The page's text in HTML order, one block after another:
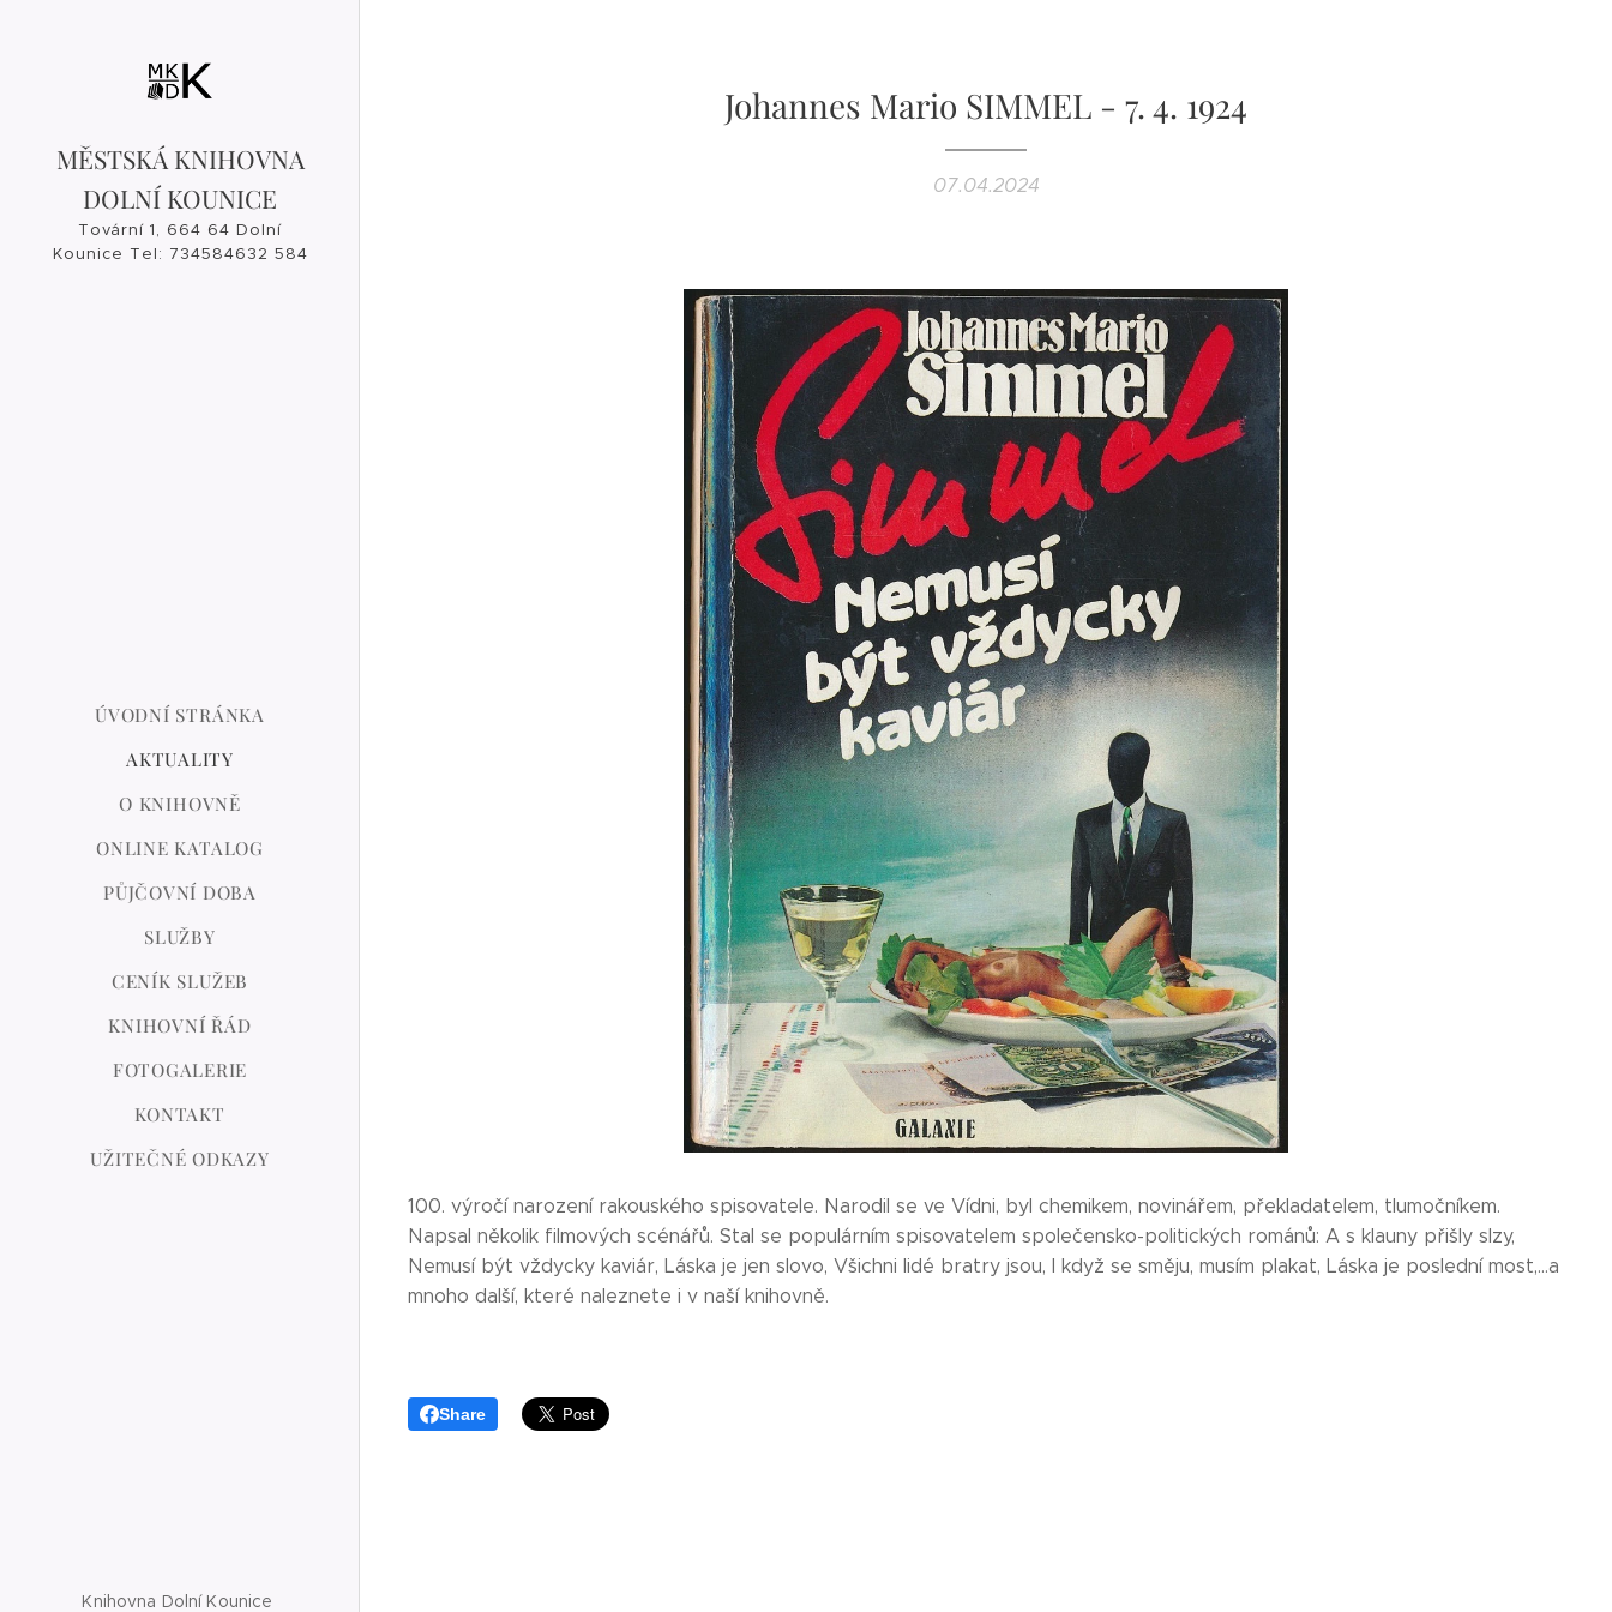
MĚSTSKÁ KNIHOVNA
DOLNÍ KOUNICE
Tovární 1, 664 64 Dolní
Kounice Tel: 734584632 584
ÚVODNÍ STRÁNKA
AKTUALITY
O KNIHOVNĚ
ONLINE KATALOG
PŮJČOVNÍ DOBA
SLUŽBY
CENÍK SLUŽEB
KNIHOVNÍ ŘÁD
FOTOGALERIE
KONTAKT
UŽITEČNÉ ODKAZY
Johannes Mario SIMMEL - 7. 4. 1924
07.04.2024
100. výročí narození rakouského spisovatele. Narodil se ve Vídni, byl chemikem, novinářem, překladatelem, tlumočníkem.
Napsal několik filmových scénářů. Stal se populárním spisovatelem společensko-politických románů: A s klauny přišly slzy,
Nemusí být vždycky kaviár, Láska je jen slovo, Všichni lidé bratry jsou, I když se směju, musím plakat, Láska je poslední most,...a
mnoho další, které naleznete i v naší knihovně.
Share
Knihovna Dolní Kounice